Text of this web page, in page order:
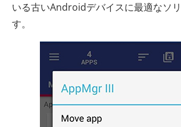
いる古いAndroidデバイスに最適なソ
す。